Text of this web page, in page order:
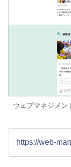
ウェブマネジメ
https://web-